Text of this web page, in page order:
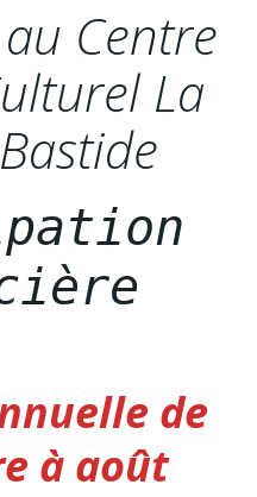
Centre
La
de
à août